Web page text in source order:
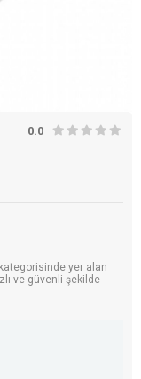
0.0
yer alan
ve güvenli şekilde